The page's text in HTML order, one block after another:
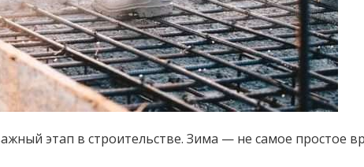
этап в строительстве. Зима — не самое простое